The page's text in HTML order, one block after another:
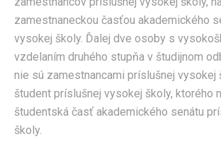
zamestnaneckou časťou akademického
vysokej školy. Ďalej dve osoby s
vzdelaním druhého stupňa v študijnom
nie sú zamestnancami príslušnej vysokej
študent príslušnej vysokej školy, ktorého
študentská časť akademického senátu
školy.